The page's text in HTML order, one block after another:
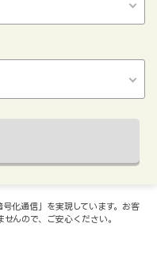
化通信」を実現しています。お客
んので、ご安心ください。